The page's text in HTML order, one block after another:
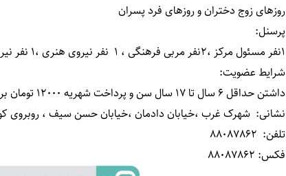
روزهای زوج دختران و روزهای فرد پسران
پرسنل:
1نفر مسئول مرکز ،2نفر مربی فرهنگی ، 1 نفر نیروی هنری ،1 نفر نیروی ادبی و 1 نفر خدمات
شرایط عضویت:
داشتن حداقل 6 سال تا 17 سال سن و پرداخت شهریه 12000 تومان برای عضویت در مرکز حقیقی
نشانی: شهرک غرب ،خیابان دادمان ،خیابان حسن سیف ، روبروی
تلفن:
فکس: 88087862